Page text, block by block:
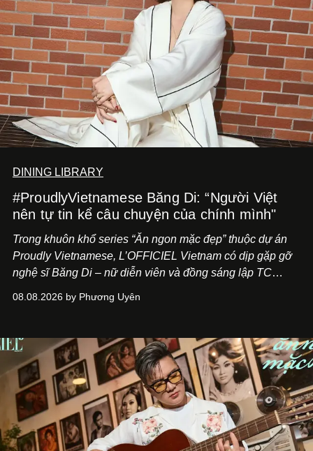
DINING LIBRARY
#ProudlyVietnamese Băng Di: “Người Việt
nên tự tin kể câu chuyện của chính mình"
Trong khuôn khổ series “Ăn ngon mặc đẹp” thuộc dự án
Proudly Vietnamese, L’OFFICIEL Vietnam có dịp gặp gỡ
nghệ sĩ Băng Di – nữ diễn viên và đồng sáng lập TC
Kitchen Bar và SALEM tại TP.HCM.
08.08.2026 by Phương Uyên